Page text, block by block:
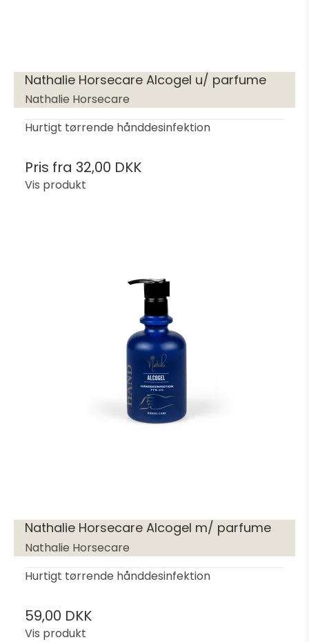
Nathalie Horsecare Alcogel u/ parfume
Nathalie Horsecare
Hurtigt tørrende hånddesinfektion
Pris fra 32,00 DKK
Vis produkt
Nathalie Horsecare Alcogel m/ parfume
Nathalie Horsecare
Hurtigt tørrende hånddesinfektion
59,00 DKK
Vis produkt